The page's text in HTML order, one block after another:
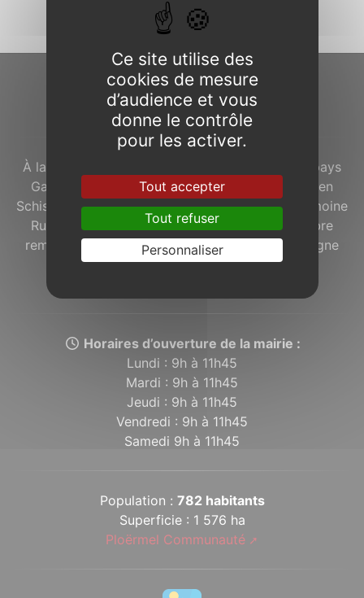
À propos...
À la lisière de la
, dans le pays
Gallo, le bourg deConcoretavec ses maisons en
Schiste Rouge est labellisé « Commune du Patrimoine
Rural de Bretagne ». À l’ouest du village, un arbre
remarquable, le « Chêne à Guillotin », accompagne
depuis plusieurs siècles les Concoretois et
Horaires d’ouverture de la mairie :
Lundi : 9h à 11h45
Mardi : 9h à 11h45
Jeudi : 9h à 11h45
Vendredi : 9h à 11h45
Samedi 9h à 11h45
Population : 782 habitants
Superficie : 1 576 ha
Ploërmel Communauté
Ce site utilise des
cookies de mesure
d’audience et vous
donne le contrôle
pour les activer.
Tout accepter
Tout refuser
Personnaliser